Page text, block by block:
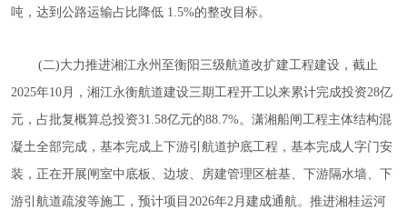
吨，达到公路运输占比降低 1.5%的整改目标。
(二)大力推进湘江永州至衡阳三级航道改扩建工程建设，截止
2025年10月，湘江永衡航道建设三期工程开工以来累计完成投资28亿
元，占批复概算总投资31.58亿元的88.7%。潇湘船闸工程主体结构混
凝土全部完成，基本完成上下游引航道护底工程，基本完成人字门安
装，正在开展闸室中底板、边坡、房建管理区桩基、下游隔水墙、下
游引航道疏浚等施工，预计项目2026年2月建成通航。推进湘桂运河